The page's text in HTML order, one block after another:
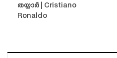
തയ്യാർ | Cristiano
Ronaldo